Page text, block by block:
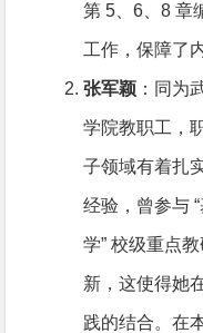
第 5、6、8 章
工作，保障了
张军颖 ：同为
学院教职工，
子领域有着扎
经验，曾参与
学” 校级重点
新，这使得她
践的结合。在